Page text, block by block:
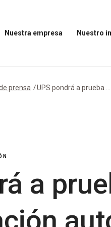
Nuestra empresa Nuestro
impacto
prensa UPS pondrá a prueba ...
a